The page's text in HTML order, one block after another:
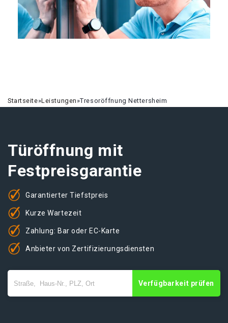
Startseite»Leistungen»Tresoröffnung Nettersheim
Türöffnung mit
Festpreisgarantie
Garantierter Tiefstpreis
Kurze Wartezeit
Zahlung: Bar oder EC-Karte
Anbieter von Zertifizierungsdiensten
Verfügbarkeit prüfen